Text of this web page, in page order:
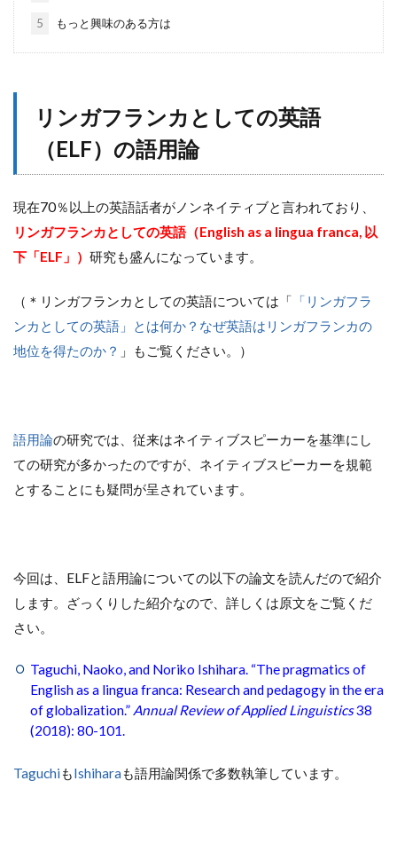
5 もっと興味のある方は
リンガフランカとしての英語
（ELF）の語用論
現在70％以上の英語話者がノンネイティブと言われており、
リンガフランカとしての英語（English as a lingua franca, 以
下「ELF」） 研究も盛んになっています。
（＊リンガフランカとしての英語については「 「リンガフラ
ンカとしての英語」とは何か？なぜ英語はリンガフランカの
地位を得たのか？ 」もご覧ください。）
語用論の研究では、従来はネイティブスピーカーを基準にし
ての研究が多かったのですが、ネイティブスピーカーを規範
とすることにも疑問が呈されています。
今回は、ELFと語用論についての以下の論文を読んだので紹介
します。ざっくりした紹介なので、詳しくは原文をご覧くだ
さい。
Taguchi, Naoko, and Noriko Ishihara. “The pragmatics of
English as a lingua franca: Research and pedagogy in the era
of globalization.” Annual Review of Applied Linguistics38
(2018): 80-101.
TaguchiもIshiharaも語用論関係で多数執筆しています。